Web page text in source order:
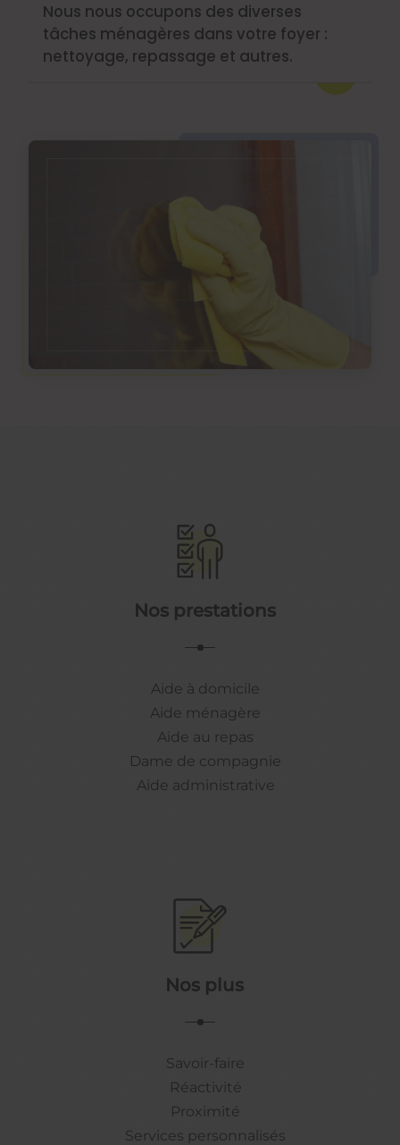
Nous nous occupons des diverses
tâches ménagères dans votre foyer :
nettoyage, repassage et autres.
Nos prestations
Aide à domicile
Aide ménagère
Aide au repas
Dame de compagnie
Aide administrative
Nos plus
Savoir-faire
Réactivité
Proximité
Services personnalisés